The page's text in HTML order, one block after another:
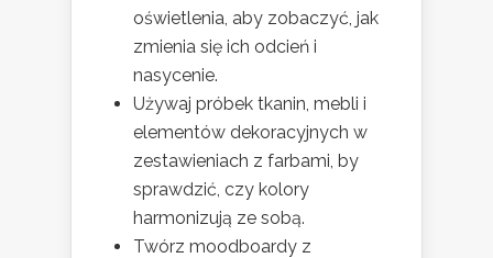
oświetlenia, aby zobaczyć, jak
zmienia się ich odcień i
nasycenie.
Używaj próbek tkanin, mebli i
elementów dekoracyjnych w
zestawieniach z farbami, by
sprawdzić, czy kolory
harmonizują ze sobą.
Twórz moodboardy z